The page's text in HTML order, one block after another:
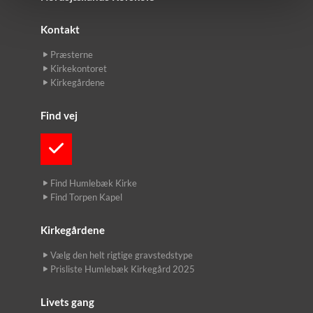
Kontakt
Præsterne
Kirkekontoret
Kirkegårdene
Find vej
Find Humlebæk Kirke
Find Torpen Kapel
Kirkegårdene
Vælg den helt rigtige gravstedstype
Prisliste Humlebæk Kirkegård 2025
Livets gang